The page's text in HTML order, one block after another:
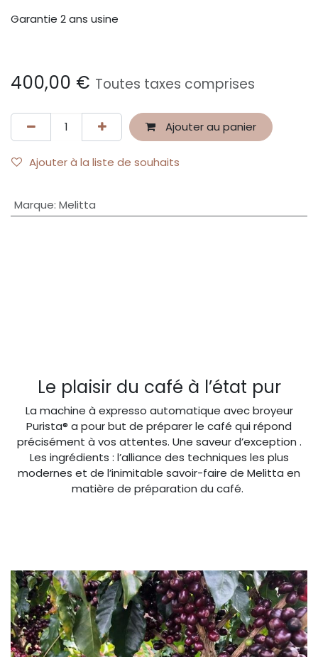
Garantie 2 ans usine
400,00 € Toutes taxes comprises
Ajouter au panier
Ajouter à la liste de souhaits
Marque: Melitta
Le plaisir du café à l’état pur
La machine à expresso automatique avec broyeur
Purista® a pour but de préparer le café qui répond
précisément à vos attentes. Une saveur d’exception .
Les ingrédients : l’alliance des techniques les plus
modernes et de l’inimitable savoir-faire de Melitta en
matière de préparation du café.